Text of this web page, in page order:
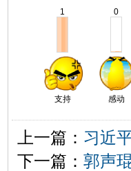
1
支持
0
感动
上一篇： 习近
下一篇： 郭声